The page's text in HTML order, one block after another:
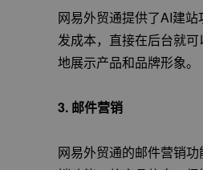
网易外贸通提供了AI建
发成本，直接在后台就
地展示产品和品牌形象。
3. 邮件营销
网易外贸通的邮件营销